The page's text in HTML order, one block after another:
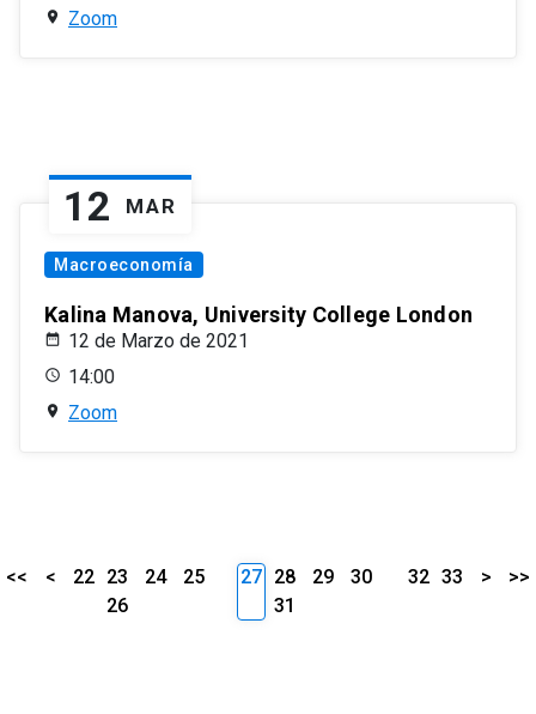
Zoom
12 MAR
Macroeconomía
Kalina Manova, University College London
12 de Marzo de 2021
14:00
Zoom
<< < 22 23 24
25
26
27 28 29
30
31
32 33 > >>